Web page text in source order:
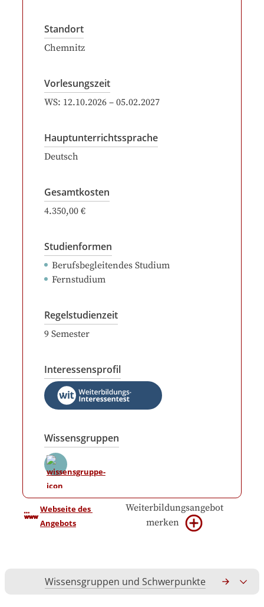
Standort
Chemnitz
Vorlesungszeit
WS: 12.10.2026 – 05.02.2027
Hauptunterrichtssprache
Deutsch
Gesamtkosten
4.350,00 €
Studienformen
Berufsbegleitendes Studium
Fernstudium
Regelstudienzeit
9 Semester
Interessensprofil
Wissensgruppen
Webseite des
Angebots
Weiterbildungsangebot
merken
Wissensgruppen und Schwerpunkte